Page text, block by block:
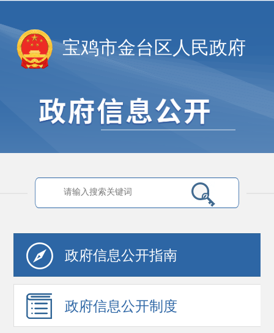
宝鸡市金台区人民政府
政府信息公开指南
政府信息公开制度